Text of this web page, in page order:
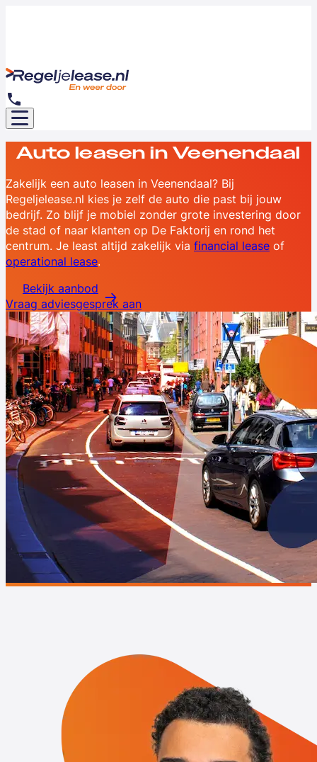
Auto leasen in Veenendaal
Zakelijk een auto leasen in Veenendaal? Bij
Regeljelease.nl kies je zelf de auto die past bij jouw
bedrijf. Zo blijf je mobiel zonder grote investering door
de stad of naar klanten op De Faktorij en rond het
centrum. Je least altijd zakelijk via financial lease of
operational lease.
Bekijk aanbod
Vraag adviesgesprek aan